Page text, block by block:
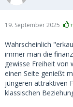
19. September 2025
Wahrscheinlich
immer man die
gewisse Freiheit von
einen Seite genießt
jüngeren attraktiven
klassischen